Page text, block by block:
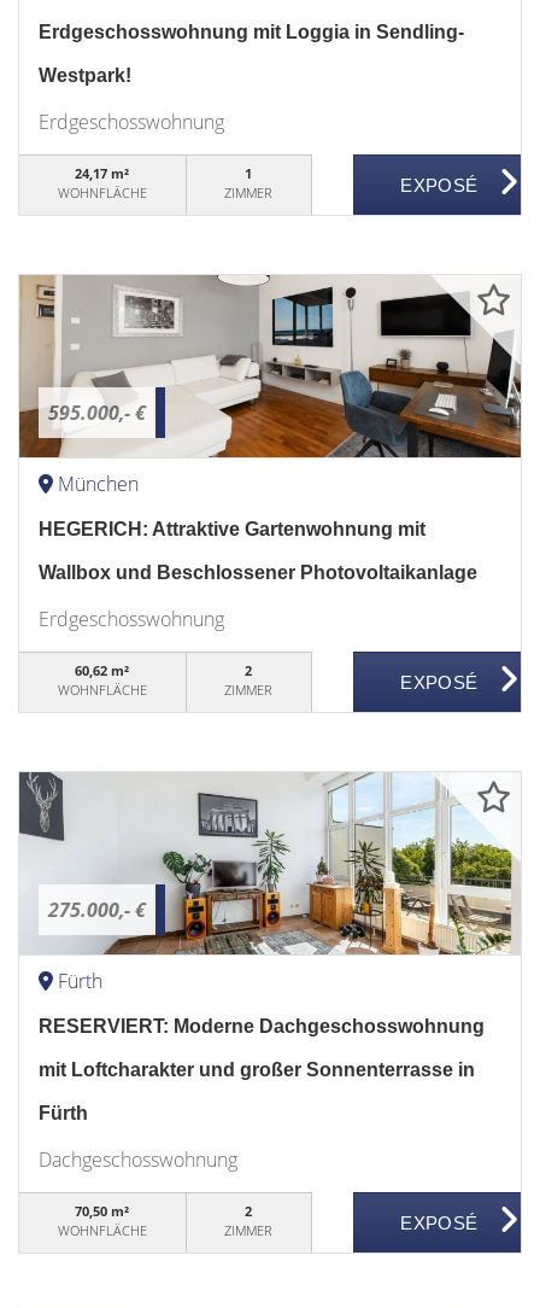
Erdgeschosswohnung mit Loggia in Sendling-
Westpark!
Erdgeschosswohnung
24,17 m²
WOHNFLÄCHE
1
ZIMMER
595.000,- €
München
HEGERICH: Attraktive Gartenwohnung mit
Wallbox und Beschlossener Photovoltaikanlage
Erdgeschosswohnung
60,62 m²
WOHNFLÄCHE
2
ZIMMER
275.000,- €
Fürth
RESERVIERT: Moderne Dachgeschosswohnung
mit Loftcharakter und großer Sonnenterrasse in
Fürth
Dachgeschosswohnung
70,50 m²
WOHNFLÄCHE
2
ZIMMER